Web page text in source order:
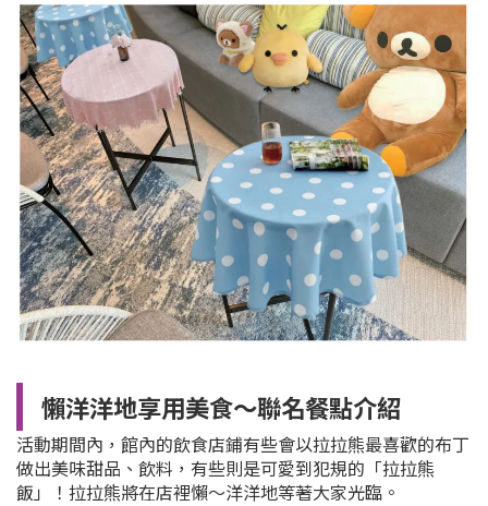
懶洋洋地享用美食～聯名餐點介紹
活動期間內，館內的飲食店鋪有些會以拉拉熊最喜歡的布丁
做出美味甜品、飲料，有些則是可愛到犯規的「拉拉熊
飯」！拉拉熊將在店裡懶～洋洋地等著大家光臨。